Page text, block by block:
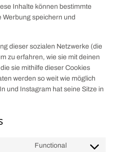
Inhalte können bestimmte
speichern und
dieser sozialen Netzwerke (die
zu erfahren, wie sie mit deinen
sie mithilfe dieser Cookies
werden so weit wie möglich
und Instagram hat seine Sitze in
Functional